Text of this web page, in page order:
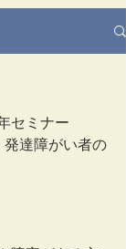
セミナー
達障がい者の